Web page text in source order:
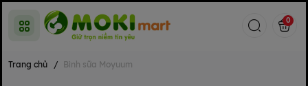
0
Trang chủ / Bình sữa Moyuum